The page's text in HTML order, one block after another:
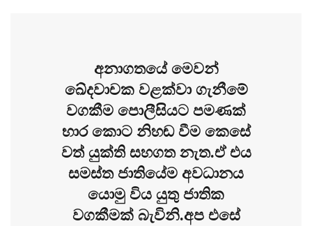
අනාගතයේ මෙවන්
ඛේදවාචක වළක්වා ගැනීමේ
වගකීම පොලීසියට පමණක්
භාර කොට නිහඬ වීම කෙසේ
වත් යුක්ති සහගත නැත.ඒ එය
සමස්ත ජාතියේම අවධානය
යොමු විය යුතු ජාතික
වගකීමක් බැවිනි.අප එසේ